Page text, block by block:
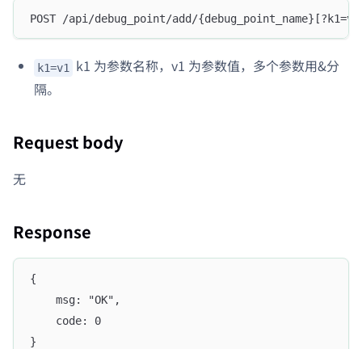
POST /api/debug_point/add/
k1=v1
k1 为参数名称，v1 为参数值，多个参数用&分
隔。
Request body
无
Response
{
    msg: "OK",
    code: 0
}